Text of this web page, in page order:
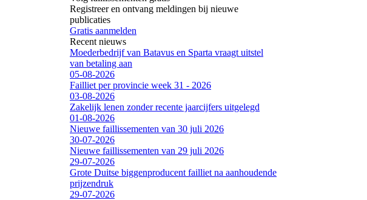
Registreer en ontvang meldingen bij nieuwe
publicaties
Gratis aanmelden
Recent nieuws
Moederbedrijf van Batavus en Sparta vraagt uitstel
van betaling aan
05-08-2026
Failliet per provincie week 31 - 2026
03-08-2026
Zakelijk lenen zonder recente jaarcijfers uitgelegd
01-08-2026
Nieuwe faillissementen van 30 juli 2026
30-07-2026
Nieuwe faillissementen van 29 juli 2026
29-07-2026
Grote Duitse biggenproducent failliet na aanhoudende
prijzendruk
29-07-2026